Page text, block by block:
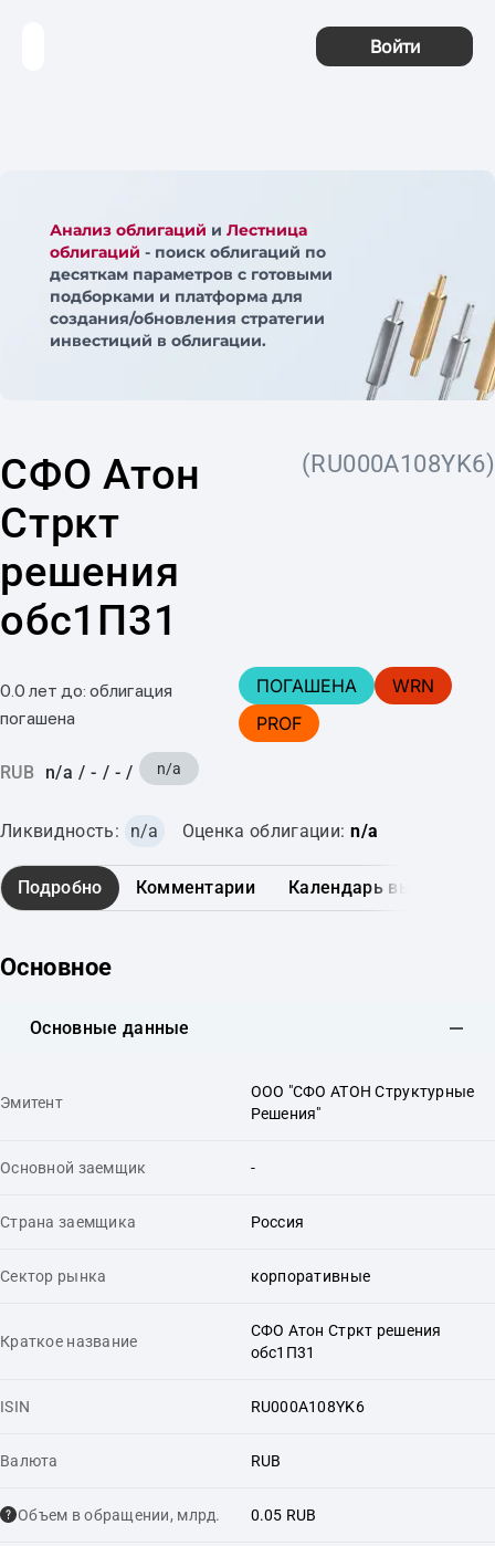
Войти
Анализ облигаций и Лестница
облигаций - поиск облигаций по
десяткам параметров с готовыми
подборками и платформа для
создания/обновления стратегии
инвестиций в облигации.
СФО Атон
Стркт
решения
обс1П31
(RU000A108YK6)
0.0 лет до: облигация
погашена
ПОГАШЕНА
WRN
PROF
RUB n/a / - / - / n/a
Ликвидность: n/a Оценка облигации: n/a
Подробно Комментарии Календарь выплат
Основное
Основные данные
Эмитент
ООО "СФО АТОН Структурные
Решения"
Основной заемщик -
Страна заемщика Россия
Сектор рынка корпоративные
Краткое название
СФО Атон Стркт решения
обс1П31
ISIN RU000A108YK6
Валюта RUB
Объем в обращении, млрд. 0.05 RUB